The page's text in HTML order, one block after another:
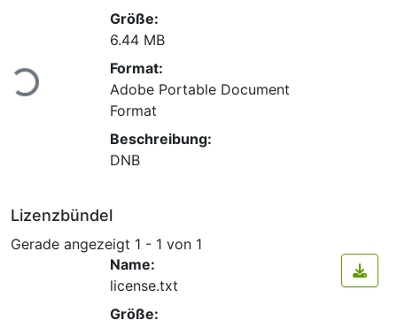
Lade...
Größe:
6.44 MB
Format:
Adobe Portable Document
Format
Beschreibung:
DNB
Lizenzbündel
Gerade angezeigt 1 - 1 von 1
Name:
license.txt
Größe: